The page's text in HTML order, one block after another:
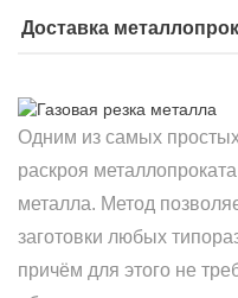
Доставка
Одним из самых
раскроя
металла. Метод
заготовки любых
причём для этого не